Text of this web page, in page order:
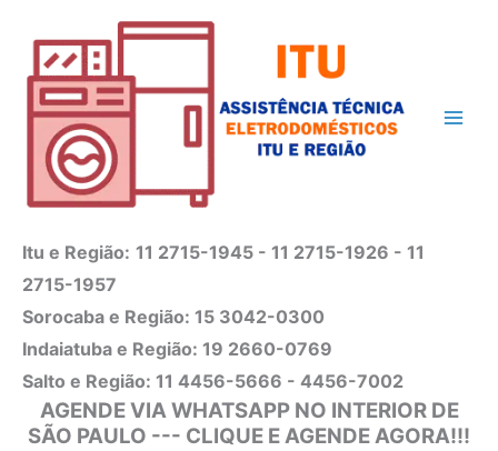
conteúdo
Itu e Região: 11 2715-1945 - 11 2715-1926 - 11
2715-1957
Sorocaba e Região: 15 3042-0300
Indaiatuba e Região: 19 2660-0769
Salto e Região: 11 4456-5666 - 4456-7002
AGENDE VIA WHATSAPP NO INTERIOR DE
SÃO PAULO --- CLIQUE E AGENDE AGORA!!!